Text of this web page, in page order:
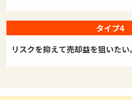
タイプ4
リスクを抑えて売却益を狙いたい。